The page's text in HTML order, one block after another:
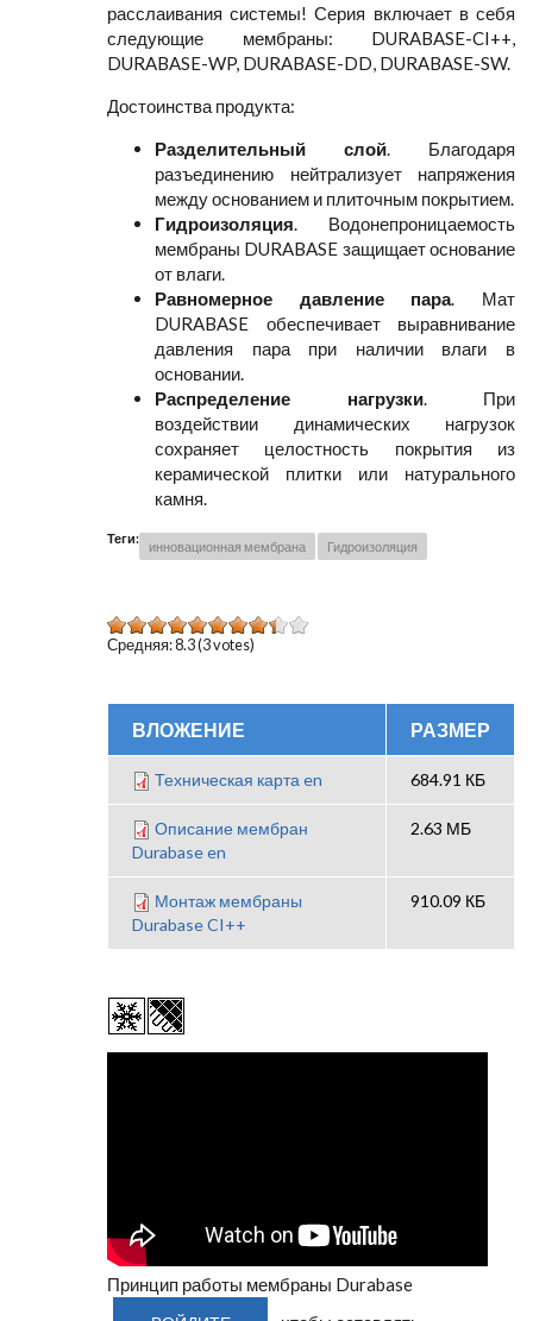
расслаивания системы! Серия включает в себя
следующие мембраны: DURABASE-CI++,
DURABASE-WP, DURABASE-DD, DURABASE-SW.
Достоинства продукта:
Разделительный слой. Благодаря
разъединению нейтрализует напряжения
между основанием и плиточным покрытием.
Гидроизоляция. Водонепроницаемость
мембраны DURABASE защищает основание
от влаги.
Равномерное давление пара. Мат
DURABASE обеспечивает выравнивание
давления пара при наличии влаги в
основании.
Распределение нагрузки. При
воздействии динамических нагрузок
сохраняет целостность покрытия из
керамической плитки или натурального
камня.
Теги:
инновационная мембрана Гидроизоляция
Средняя:8.3(3votes)
ВЛОЖЕНИЕ РАЗМЕР
Техническая карта en 684.91 КБ
Описание мембран
Durabase en
2.63 МБ
Монтаж мембраны
Durabase CI++
910.09 КБ
Принцип работы мембраны Durabase